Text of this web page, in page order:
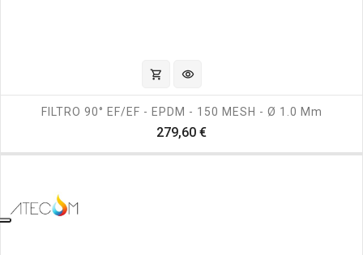
shopping_cart visibility
FILTRO 90° EF/EF - EPDM - 150 MESH - Ø 1.0 Mm
279,60 €Prezzo